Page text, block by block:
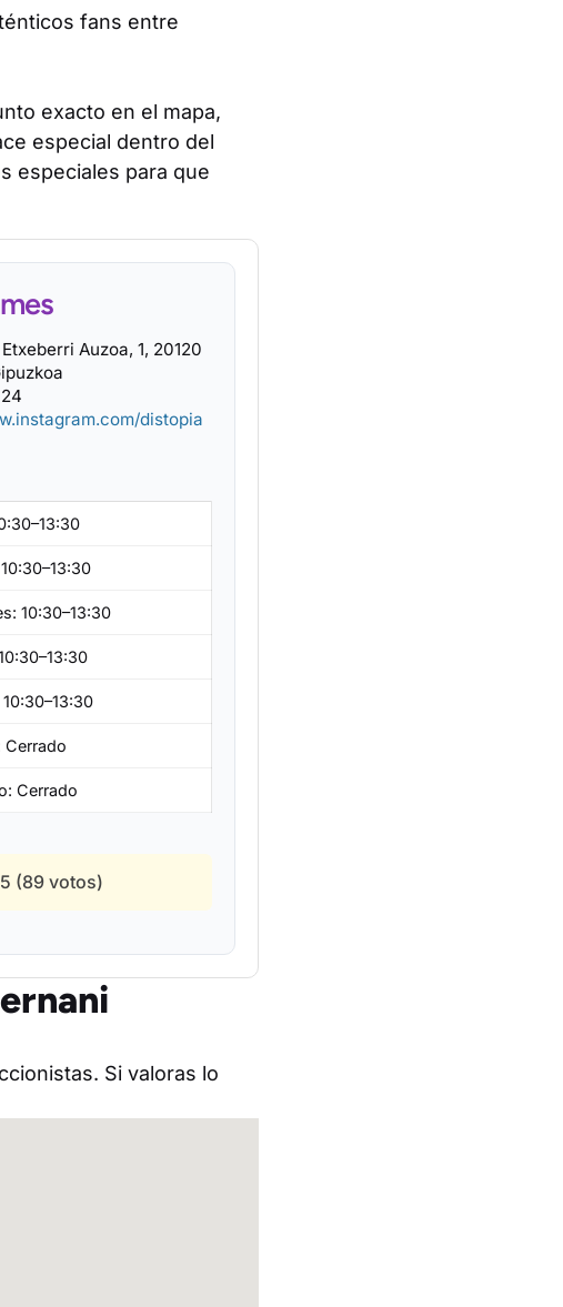
fans entre
exacto en el mapa,
especial dentro del
especiales para que
Etxeberri Auzoa, 1, 20120
distopia
10:30–13:30
Cerrado
Cerrado
(89 votos)
Si valoras lo